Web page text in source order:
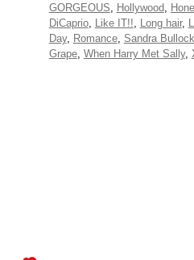
GORGEOUS, Hollywood,
DiCaprio, Like IT!!, Long hair,
Day, Romance, Sandra Bullock
Grape, When Harry Met Sally,